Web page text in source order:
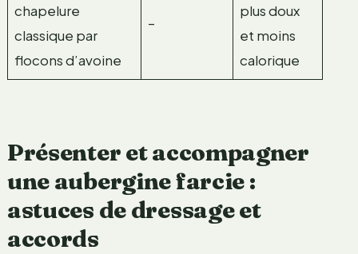
chapelure
classique par
flocons d’avoine
–
plus doux
et moins
calorique
Présenter et accompagner
une aubergine farcie :
astuces de dressage et
accords